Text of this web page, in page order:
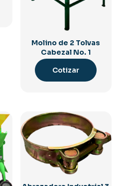
Molino de 2 Tolvas
Cabezal No. 1
Cotizar